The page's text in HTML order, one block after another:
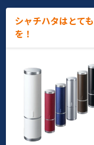
シャチハタはとて
を！